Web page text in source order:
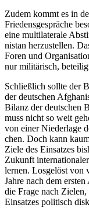
Zudem kommt es in
Frie­dens­gespräche
eine multilaterale
nistan herzustellen.
Foren und
nur militärisch,
Schließlich sollte der
der deutschen
Bilanz der deutschen
muss nicht so weit
von einer Niederlage
chen. Doch kann
Ziele des Einsatzes
Zukunft
lernen. Los­gelöst von
Jahre nach dem
die Frage nach Zielen,
Einsatzes politisch